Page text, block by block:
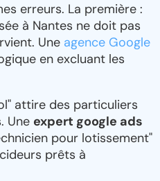
erreurs. La première :
à Nantes ne doit pas
Une agence Google
en excluant les
attire des particuliers
Une expert google ads
pour lotissement"
prêts à